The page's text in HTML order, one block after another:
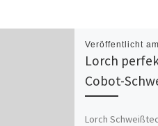
Veröffentlicht am
Lorch
Cobot-
Lorch